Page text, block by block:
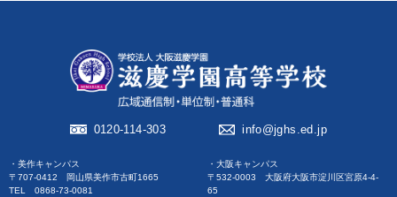
0120-114-303 info@jghs.ed.jp
・美作キャンパス
〒707-0412 岡山県美作市古町1665
TEL 0868-73-0081
・大阪キャンパス
〒532-0003 大阪府大阪市淀川区宮原4-4-
65